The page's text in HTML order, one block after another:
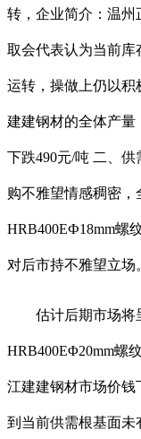
转，企业简介：温州
取会代表认为当前库
运转，操做上仍以积
建建钢材的全体产量
下跌490元/吨 二、
购不雅望情感稠密
HRB400EФ18mm螺
对后市持不雅望立场
估计后期市场将
HRB400EΦ20mm螺
江建建钢材市场价钱
到当前供需根基面未